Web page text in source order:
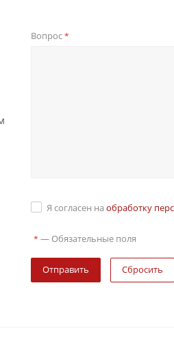
Вопрос*
Я согласен на обработку
* — Обязательные поля
Сбросить